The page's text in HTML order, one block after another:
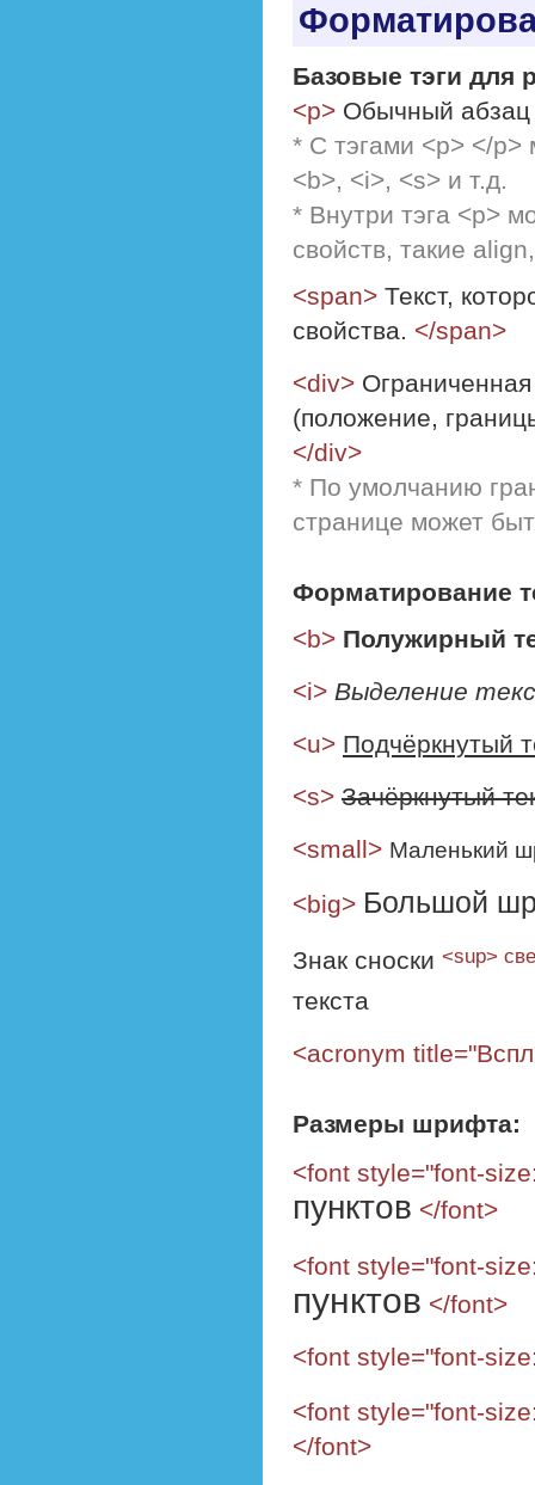
Базовые тэги для
<p> Обычный абзац
* С тэгами <p> </p>
<b>, <i>, <s> и т.д.
* Внутри тэга <p>
свойств, такие
<span> Текст,
свойства. </span>
<div>
(положение,
</div>
* По умолчанию
странице может
Форматирование
<b> Полужирный
<i> Выделение
<u> Подчёркнутый
<s> Зачёркнутый
<small> Маленький
<big> Большой
Знак сноски <sup>
текста
<acronym
Размеры шрифта:
<font style="font-
пунктов </font>
<font style="font-
пунктов </font>
<font style="font-
<font style="font-
</font>